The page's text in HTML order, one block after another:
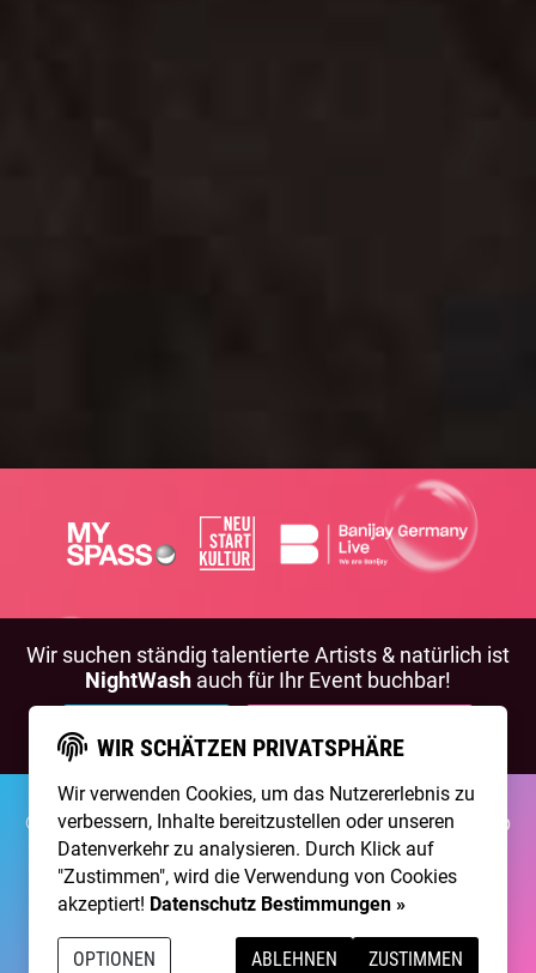
Wir suchen ständig talentierte Artists & natürlich ist
NightWash auch für Ihr Event buchbar!
©2026 Brainpool LiveÜber UnsKontaktMembership
ImpressumDatenschutz
Erstellt mit von 300 Design
Betrieben mit Care CMSand grüner IT
WIR SCHÄTZEN PRIVATSPHÄRE
Wir verwenden Cookies, um das Nutzererlebnis zu
verbessern, Inhalte bereitzustellen oder unseren
Datenverkehr zu analysieren. Durch Klick auf
"Zustimmen", wird die Verwendung von Cookies
akzeptiert! Datenschutz Bestimmungen »
OPTIONEN ABLEHNEN ZUSTIMMEN